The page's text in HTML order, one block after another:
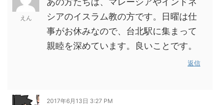
えん
シアのイスラム教の方です。日曜は仕
事がお休みなので、台北駅に集まって
親睦を深めています。良いことです。
返信
2017年6月13日 3:27 PM